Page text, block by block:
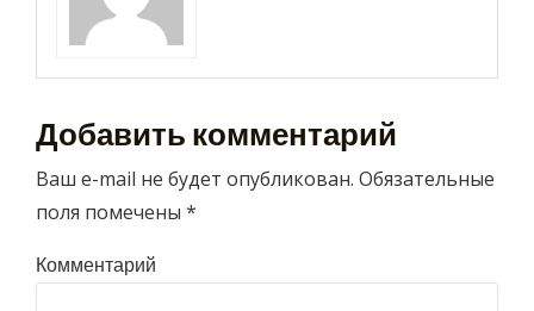
Добавить комментарий
Ваш e-mail не будет опубликован. Обязательные
поля помечены *
Комментарий